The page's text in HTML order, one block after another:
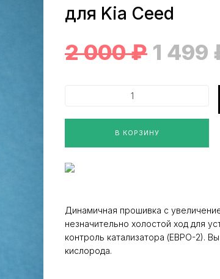
для Kia Ceed
2 000₽ 1 499
В КОРЗИНУ
Динамичная прошивка с
незначительно холостой ход для
контроль катализатора (ЕВРО-2).
кислорода.